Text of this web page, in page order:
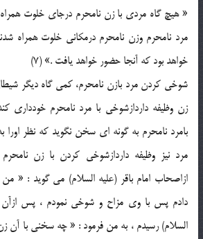
« هيچ گاه مردي با زن نامحرم درجاي خلوت
مرد نامحرم وزن نامحرم درمکاني خلوت همراه
خواهد بود که آنجا حضور خواهد يافت .» (7)
شوخي کردن مرد بازن نامحرم، کمي گاه ديگر
زن وظيفه داردازشوخي با مرد نامحرم خودداري
بامرد نامحرم به گونه اي سخن نگويد که نظر اورا
مرد نيز وظيفه داردازشوخي کردن با زن نامحرم
ازاصحاب امام باقر (عليه السلام) مي گويد : «
دادم پس با وي مزاح و شوخي نمودم ، پس ازآن
السلام) رسيدم ، به من فرمود : « چه سخني با